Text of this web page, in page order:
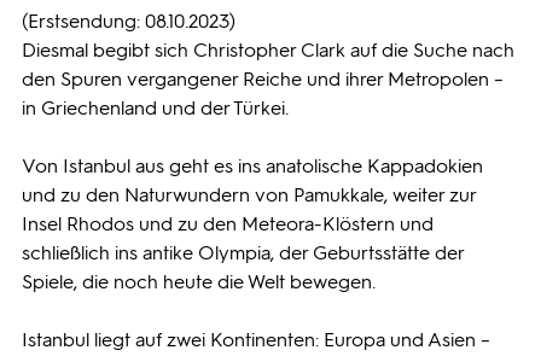
(Erstsendung: 08.10.2023)
Diesmal begibt sich Christopher Clark auf die Suche nach
den Spuren vergangener Reiche und ihrer Metropolen –
in Griechenland und der Türkei.
Von Istanbul aus geht es ins anatolische Kappadokien
und zu den Naturwundern von Pamukkale, weiter zur
Insel Rhodos und zu den Meteora-Klöstern und
schließlich ins antike Olympia, der Geburtsstätte der
Spiele, die noch heute die Welt bewegen.
Istanbul liegt auf zwei Kontinenten: Europa und Asien –